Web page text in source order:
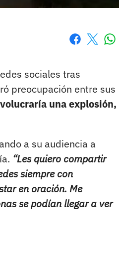
sociales tras
preocupación entre sus
una explosión,
a su audiencia a
“Les quiero compartir
siempre con
en oración. Me
se podían llegar a ver